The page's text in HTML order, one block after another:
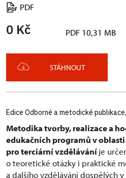
PDF
0 Kč PDF 10,31 MB
STÁHNOUT
Edice Odborné a metodické
Metodika tvorby, realizace a
edukačních programů v
pro terciární vzděláváníje
o teoretické otázky i praktické
a dalšího vzdělávání dospělých